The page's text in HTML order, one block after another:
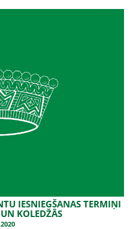
IESNIEGŠANAS TERMIŅI
KOLEDŽĀS